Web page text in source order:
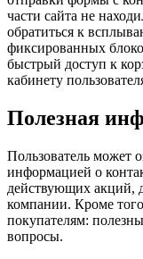
части сайта не
обратиться к
фиксированных
быстрый доступ к
кабинету
Полезная
Пользователь может
информацией о
действующих акций,
компании. Кроме
покупателям:
вопросы.